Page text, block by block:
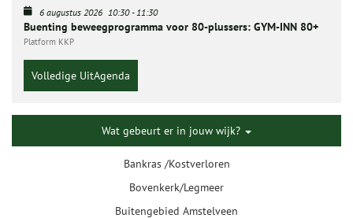
6 augustus 2026 10:30-11:30
Buenting beweegprogramma voor 80-plussers: GYM-INN 80+
Platform KKP
Volledige UitAgenda
Wat gebeurt er in jouw wijk?
Bankras /Kostverloren
Bovenkerk/Legmeer
Buitengebied Amstelveen